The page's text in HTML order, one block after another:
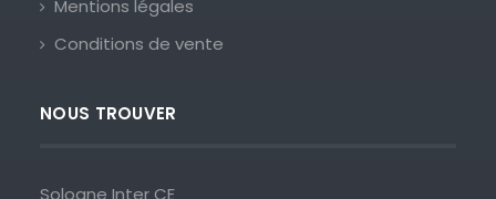
Mentions légales
Conditions de vente
NOUS TROUVER
Sologne Inter CE